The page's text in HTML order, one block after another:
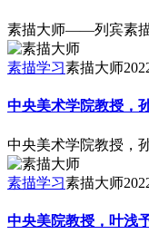
素描大师——列宾素描
素描学习素描大师
中央美术学院教授，
中央美术学院教授，
素描学习素描大师
中央美院教授，叶浅